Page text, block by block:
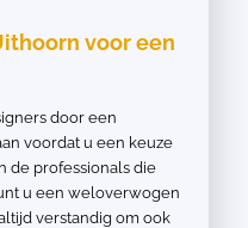
voor een
door een
voordat u een keuze
de professionals die
u een weloverwogen
verstandig om ook